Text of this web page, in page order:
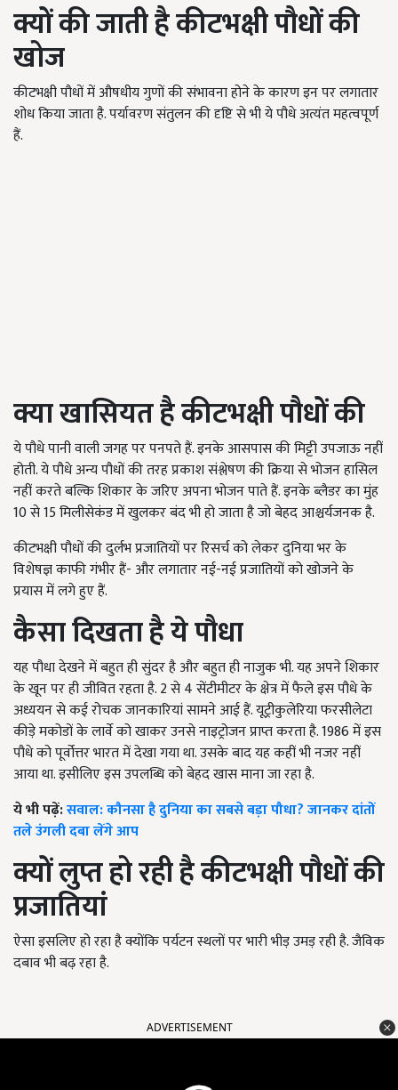
क्यों की जाती है कीटभक्षी पौधों की
खोज
कीटभक्षी पौधों में औषधीय गुणों की संभावना होने के कारण इन पर लगातार
शोध किया जाता है. पर्यावरण संतुलन की दृष्टि से भी ये पौधे अत्यंत महत्वपूर्ण
हैं.
क्या खासियत है कीटभक्षी पौधों की
ये पौधे पानी वाली जगह पर पनपते हैं. इनके आसपास की मिट्टी उपजाऊ नहीं
होती. ये पौधे अन्य पौधों की तरह प्रकाश संश्लेषण की क्रिया से भोजन हासिल
नहीं करते बल्कि शिकार के जरिए अपना भोजन पाते हैं. इनके ब्लैडर का मुंह
10 से 15 मिलीसेकंड में खुलकर बंद भी हो जाता है जो बेहद आश्चर्यजनक है.
कीटभक्षी पौधों की दुर्लभ प्रजातियों पर रिसर्च को लेकर दुनिया भर के
विशेषज्ञ काफी गंभीर हैं- और लगातार नई-नई प्रजातियों को खोजने के
प्रयास में लगे हुए हैं.
कैसा दिखता है ये पौधा
यह पौधा देखने में बहुत ही सुंदर है और बहुत ही नाजुक भी. यह अपने शिकार
के खून पर ही जीवित रहता है. 2 से 4 सेंटीमीटर के क्षेत्र में फैले इस पौधे के
अध्ययन से कई रोचक जानकारियां सामने आई हैं. यूट्रीकुलेरिया फरसीलेटा
कीड़े मकोडों के लार्वे को खाकर उनसे नाइट्रोजन प्राप्त करता है. 1986 में इस
पौधे को पूर्वोत्तर भारत में देखा गया था. उसके बाद यह कहीं भी नजर नहीं
आया था. इसीलिए इस उपलब्धि को बेहद खास माना जा रहा है.
ये भी पढ़ें:सवाल: कौनसा है दुनिया का सबसे बड़ा पौधा? जानकर दांतों
तले उंगली दबा लेंगे आप
क्यों लुप्त हो रही है कीटभक्षी पौधों की
प्रजातियां
ऐसा इसलिए हो रहा है क्योंकि पर्यटन स्थलों पर भारी भीड़ उमड़ रही है. जैविक
दबाव भी बढ़ रहा है.
ADVERTISEMENT